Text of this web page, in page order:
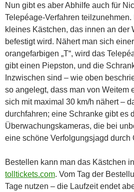
Nun gibt es aber Abhilfe auch für
Telepéage-Verfahren
kleines Kästchen, das innen an der
befestigt wird. Nähert man sich
orangefarbigen „T“, wird das
gibt einen Piepston, und die
Inzwischen sind – wie oben
so angelegt, dass man von Weitem
sich mit maximal 30 km/h nähert –
durchfahren; eine Schranke gibt es
Überwachungskameras, die bei
eine schöne Verfolgungsjagd durch
Bestellen kann man das Kästchen
tolltickets.com. Vom Tag der
Tage nutzen – die Laufzeit endet